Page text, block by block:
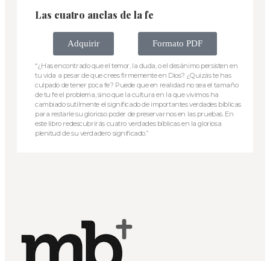
Las cuatro anclas de la fe
Adquirir Formato PDF
“¿Has encontrado que el temor, la duda, o el desánimo persisten en
tu vida a pesar de que crees firmemente en Dios? ¿Quizás te has
culpado de tener poca fe? Puede que en realidad no sea el tamaño
de tu fe el problema, sino que la cultura en la que vivimos ha
cambiado sutilmente el significado de importantes verdades bíblicas
para restarle su glorioso poder de preservarnos en las pruebas. En
este libro redescubrirás cuatro verdades bíblicas en la gloriosa
plenitud de su verdadero significado.”